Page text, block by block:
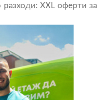
XXL оферти за